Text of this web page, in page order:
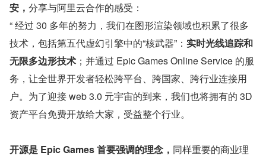
安， 分享与阿里云合作的感受：
“ 经过 30 多年的努力，我们在图形渲染领域也积累了很多
技术，包括第五代虚幻引擎中的“核武器”： 实时光线追踪和
无限多边形技术 ；并通过 Epic Games Online Service 的服
务，让全世界开发者轻松跨平台、跨国家、跨行业连接用
户。为了迎接 web 3.0 元宇宙的到来，我们也将拥有的 3D
资产平台免费开放给大家，受益整个行业。
开源是 Epic Games 首要强调的理念， 同样重要的商业理